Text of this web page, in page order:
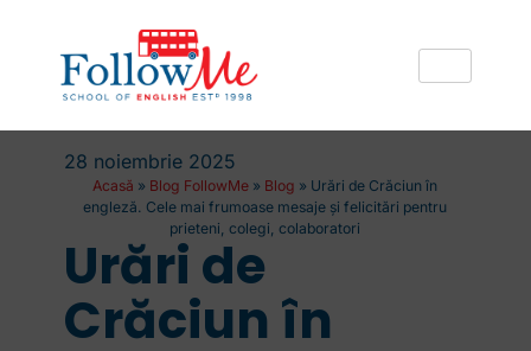
28 noiembrie 2025
Acasă » Blog FollowMe » Blog » Urări de Crăciun în
engleză. Cele mai frumoase mesaje și felicitări pentru
prieteni, colegi, colaboratori
Urări de
Crăciun în